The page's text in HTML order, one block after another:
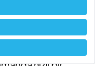
yanılma)
olduğu